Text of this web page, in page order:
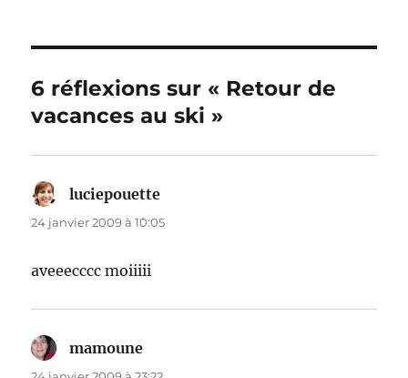
6 réflexions sur « Retour de
vacances au ski »
luciepouette
24 janvier 2009 à 10:05
aveeecccc moiiiii
mamoune